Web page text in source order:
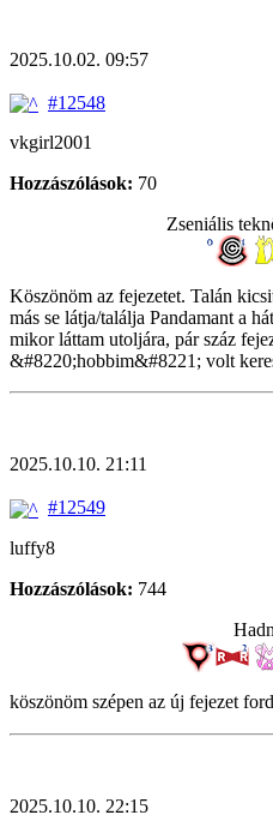
2025.10.02. 09:57
#12548
vkgirl2001
Hozzászólások: 70
Zseniális
Köszönöm az fejezetet. Talán
más se látja/találja Pandamant a
mikor láttam utoljára, pár száz
&#8220;hobbim&#8221; volt
2025.10.10. 21:11
#12549
luffy8
Hozzászólások: 744
köszönöm szépen az új fejezet
2025.10.10. 22:15